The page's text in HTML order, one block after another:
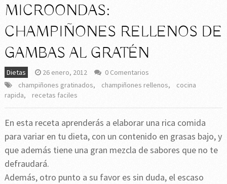
MICROONDAS:
CHAMPIÑONES RELLENOS DE
GAMBAS AL GRATÉN
Dietas 26 enero, 2012
0 Comentarios
champiñones gratinados, champiñones rellenos,
cocina
rapida, recetas faciles
En esta receta aprenderás a elaborar una rica comida
para variar en tu dieta, con un contenido en grasas bajo, y
que además tiene una gran mezcla de sabores que no te
defraudará.
Además, otro punto a su favor es sin duda, el escaso